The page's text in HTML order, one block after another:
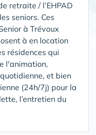
retraite / l’EHPAD
seniors. Ces
à Trévoux
à en location
résidences qui
l'animation,
et bien
(24h/7j) pour la
l’entretien du